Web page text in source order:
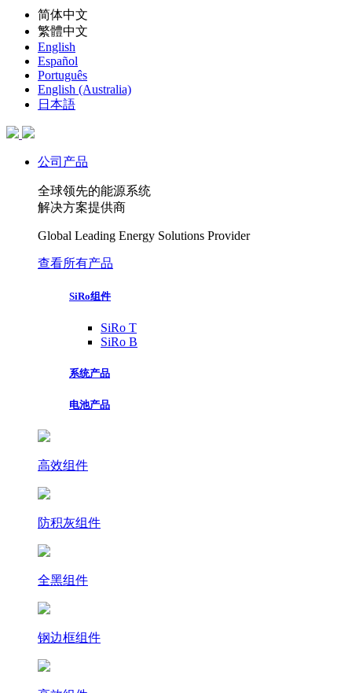
简体中文
繁體中文
English
Español
Português
English (Australia)
日本語
公司产品
全球领先的能源系统
解决方案提供商
Global Leading Energy Solutions Provider
查看所有产品
SiRo组件
SiRo T
SiRo B
系统产品
电池产品
高效组件
防积灰组件
全黑组件
钢边框组件